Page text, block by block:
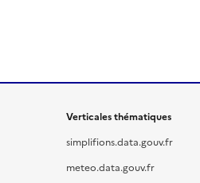
Verticales thématiques
simplifions.data.gouv.fr
meteo.data.gouv.fr